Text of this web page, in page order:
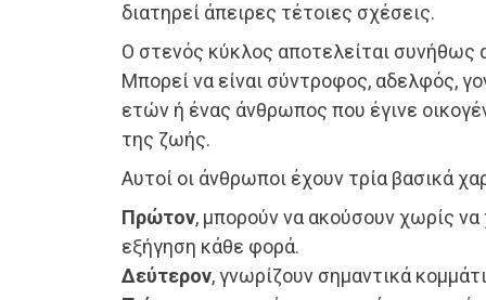
διατηρεί άπειρες τέτοιες σχέσεις.
Ο στενός κύκλος αποτελείται συνήθως
Μπορεί να είναι σύντροφος, αδελφός,
ετών ή ένας άνθρωπος που έγινε
της ζωής.
Αυτοί οι άνθρωποι έχουν τρία βασικά
Πρώτον, μπορούν να ακούσουν χωρίς να
εξήγηση κάθε φορά.
Δεύτερον, γνωρίζουν σημαντικά